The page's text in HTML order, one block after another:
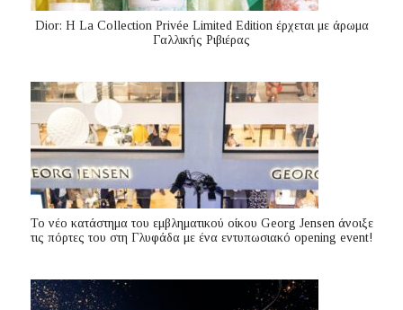
Dior: H La Collection Privée Limited Edition έρχεται με άρωμα
Γαλλικής Ριβιέρας
Το νέο κατάστημα του εμβληματικού οίκου Georg Jensen άνοιξε
τις πόρτες του στη Γλυφάδα με ένα εντυπωσιακό opening event!